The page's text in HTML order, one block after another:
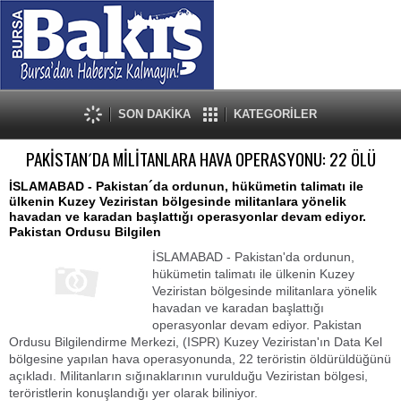
SON DAKİKA KATEGORİLER
PAKİSTAN´DA MİLİTANLARA HAVA OPERASYONU: 22 ÖLÜ
İSLAMABAD - Pakistan´da ordunun, hükümetin talimatı ile
ülkenin Kuzey Veziristan bölgesinde militanlara yönelik
havadan ve karadan başlattığı operasyonlar devam ediyor.
Pakistan Ordusu Bilgilen
İSLAMABAD - Pakistan'da ordunun,
hükümetin talimatı ile ülkenin Kuzey
Veziristan bölgesinde militanlara yönelik
havadan ve karadan başlattığı
operasyonlar devam ediyor. Pakistan
Ordusu Bilgilendirme Merkezi, (ISPR) Kuzey Veziristan'ın Data Kel
bölgesine yapılan hava operasyonunda, 22 teröristin öldürüldüğünü
açıkladı. Militanların sığınaklarının vurulduğu Veziristan bölgesi,
teröristlerin konuşlandığı yer olarak biliniyor.